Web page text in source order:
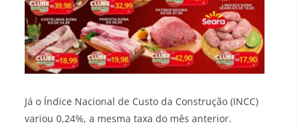
Já o Índice Nacional de Custo da Construção (INCC)
variou 0,24%, a mesma taxa do mês anterior.